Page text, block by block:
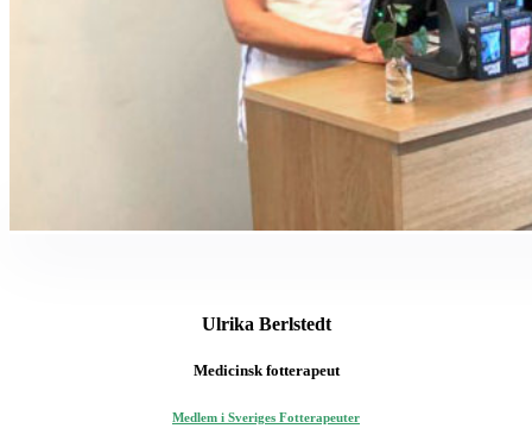
Ulrika Berlstedt
Medicinsk fotterapeut
Medlem i Sveriges Fotterapeuter